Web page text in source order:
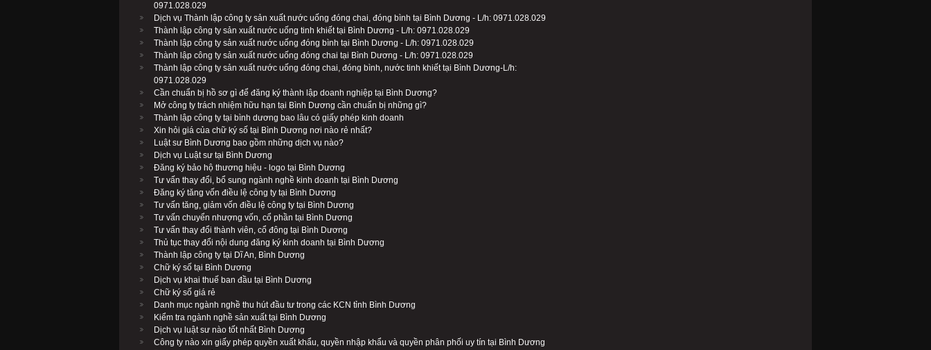
0971.028.029
Dịch vụ Thành lập công ty sản xuất nước uống đóng chai, đóng bình tại Bình Dương - L/h: 0971.028.029
Thành lập công ty sản xuất nước uống tinh khiết tại Bình Dương - L/h: 0971.028.029
Thành lập công ty sản xuất nước uống đóng bình tại Bình Dương - L/h: 0971.028.029
Thành lập công ty sản xuất nước uống đóng chai tại Bình Dương - L/h: 0971.028.029
Thành lập công ty sản xuất nước uống đóng chai, đóng bình, nước tinh khiết tại Bình Dương-L/h:
0971.028.029
Cần chuẩn bị hồ sơ gì để đăng ký thành lập doanh nghiệp tại Bình Dương?
Mở công ty trách nhiệm hữu hạn tại Bình Dương cần chuẩn bị những gì?
Thành lập công ty tại bình dương bao lâu có giấy phép kinh doanh
Xin hỏi giá của chữ ký số tại Bình Dương nơi nào rẻ nhất?
Luật sư Bình Dương bao gồm những dịch vụ nào?
Dịch vụ Luật sư tại Bình Dương
Đăng ký bảo hộ thương hiệu - logo tại Bình Dương
Tư vấn thay đổi, bổ sung ngành nghề kinh doanh tại Bình Dương
Đăng ký tăng vốn điều lệ công ty tại Bình Dương
Tư vấn tăng, giảm vốn điều lệ công ty tại Bình Dương
Tư vấn chuyển nhượng vốn, cổ phần tại Bình Dương
Tư vấn thay đổi thành viên, cổ đông tại Bình Dương
Thủ tục thay đổi nội dung đăng ký kinh doanh tại Bình Dương
Thành lập công ty tại Dĩ An, Bình Dương
Chữ ký số tại Bình Dương
Dịch vụ khai thuế ban đầu tại Bình Dương
Chữ ký số giá rẻ
Danh mục ngành nghề thu hút đầu tư trong các KCN tỉnh Bình Dương
Kiểm tra ngành nghề sản xuất tại Bình Dương
Dịch vụ luật sư nào tốt nhất Bình Dương
Công ty nào xin giấy phép quyền xuất khẩu, quyền nhập khẩu và quyền phân phối uy tín tại Bình Dương